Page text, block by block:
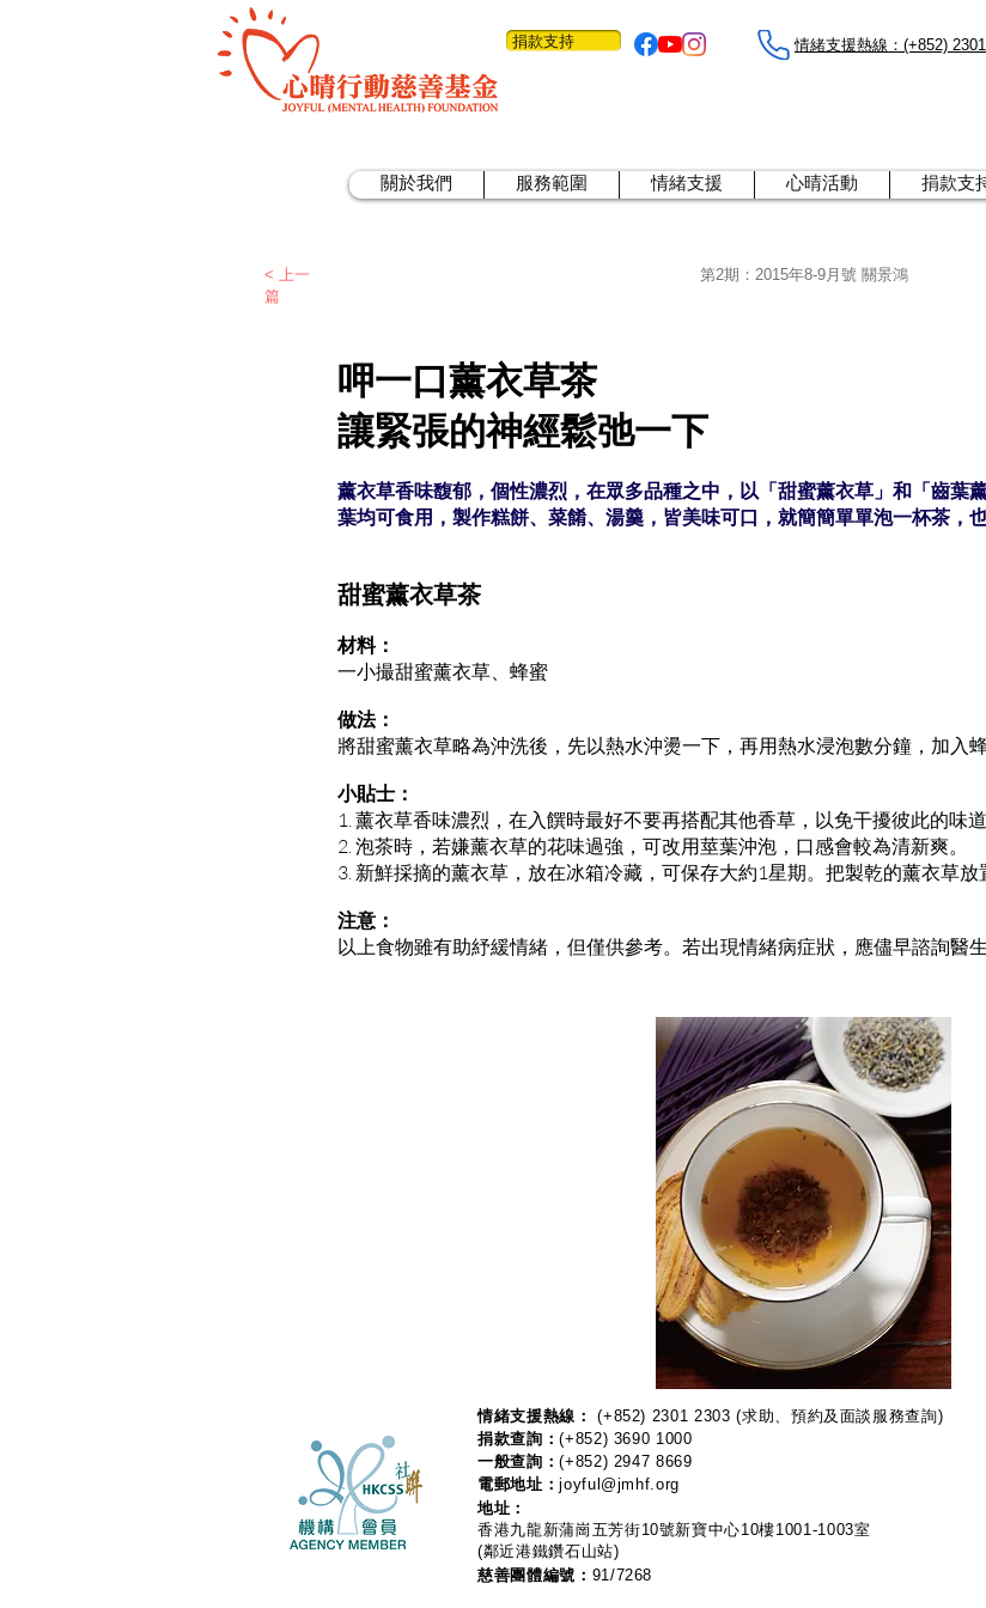
捐款支持 情緒支援熱線：​​(+852)
關於我們 服務範圍 情緒支援 心晴活動 捐款支
< 上一
篇
第2期： 2015年8-9月號 關景鴻
呷一口薰衣草茶
讓緊張的神經鬆弛一下
薰衣草香味馥郁，個性濃烈，在眾多品種之中，以「甜蜜薰衣草」和「齒葉
葉均可食用，製作糕餅、菜餚、湯羹，皆美味可口，就簡簡單單泡一杯茶，也
甜蜜薰衣草茶
材料：
一小撮甜蜜薰衣草、蜂蜜
做法：
將甜蜜薰衣草略為沖洗後，先以熱水沖燙一下，再用熱水浸泡數分鐘，加入蜂
小貼士：
1. 薰衣草香味濃烈，在入饌時最好不要再搭配其他香草，以免干擾彼此的味道
2. 泡茶時，若嫌薰衣草的花味過強，可改用莖葉沖泡，口感會較為清新爽。
3. 新鮮採摘的薰衣草，放在冰箱冷藏，可保存大約1星期。把製乾的薰衣草放
注意：
以上食物雖有助紓緩情緒，但僅供參考。若出現情緒病症狀，應儘早諮詢醫
情緒支援熱線：​​(+852) 2301 2303(求助、預約及面談服務查詢)
捐款查詢：(+852) 3690 1000
一般查詢：(+852) 2947 8669
電郵地址：joyful@jmhf.org
地址：
香港九龍新蒲崗五芳街10號新寶中心10樓1001-1003室
(鄰近港鐵鑽石山站)
慈善團體編號： 91/7268